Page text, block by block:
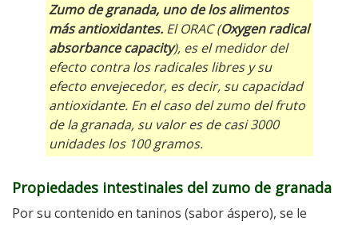
Zumo de granada, uno de los alimentos
más antioxidantes. El ORAC (Oxygen radical
absorbance capacity), es el medidor del
efecto contra los radicales libres y su
efecto envejecedor, es decir, su capacidad
antioxidante. En el caso del zumo del fruto
de la granada, su valor es de casi 3000
unidades los 100 gramos.
Propiedades intestinales del zumo de granada
Por su contenido en taninos (sabor áspero), se le